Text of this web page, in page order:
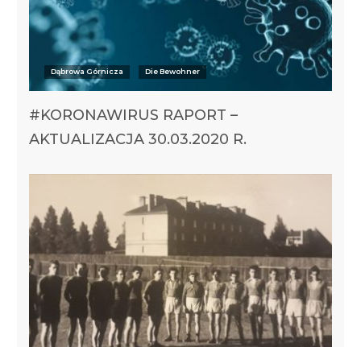
Dąbrowa Górnicza Die Bewohner
#KORONAWIRUS RAPORT –
AKTUALIZACJA 30.03.2020 R.